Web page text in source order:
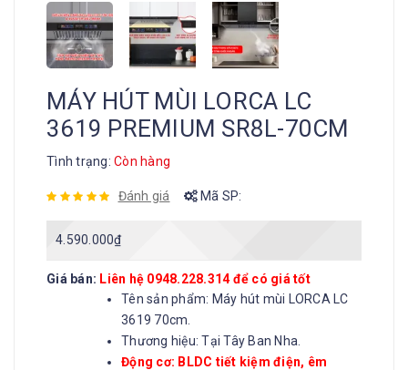
MÁY HÚT MÙI LORCA LC
3619 PREMIUM SR8L-70CM
Tình trạng: Còn hàng
Đánh giá Mã SP:
4.590.000₫
Giá bán: Liên hệ 0948.228.314 để có giá tốt
Tên sản phẩm: Máy hút mùi LORCA LC
3619 70cm.
Thương hiệu: Tại Tây Ban Nha.
Động cơ: BLDC tiết kiệm điện, êm